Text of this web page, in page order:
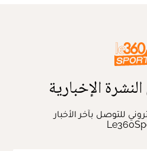
الإخبارية
للتوصل بآخر الأخبار